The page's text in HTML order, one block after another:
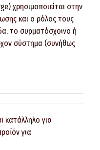
χρησιμοποιείται στην
και ο ρόλος τους
το συρματόσχοινο ή
σύστημα (συνήθως
κατάλληλο για
για